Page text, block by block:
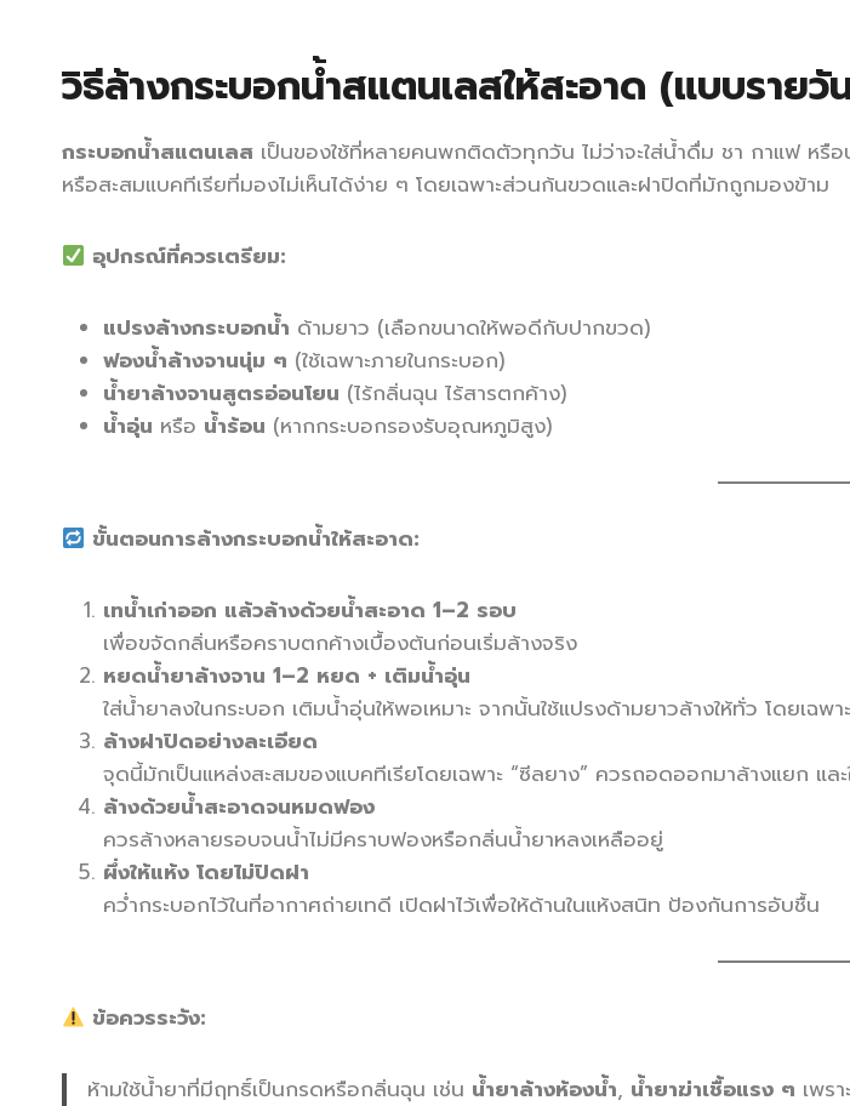
วิธีล้างกระบอกน้ำสแตนเลสให้สะอาด (แบบรายวั
กระบอกน้ำสแตนเลส เป็นของใช้ที่หลายคนพกติดตัวทุกวัน ไม่ว่าจะใส่น้ำดื่ม ชา กาแฟ หรื
หรือสะสมแบคทีเรียที่มองไม่เห็นได้ง่าย ๆ โดยเฉพาะส่วนก้นขวดและฝาปิดที่มักถูกมองข้าม
อุปกรณ์ที่ควรเตรียม:
แปรงล้างกระบอกน้ำ ด้ามยาว (เลือกขนาดให้พอดีกับปากขวด)
ฟองน้ำล้างจานนุ่ม ๆ (ใช้เฉพาะภายในกระบอก)
น้ำยาล้างจานสูตรอ่อนโยน (ไร้กลิ่นฉุน ไร้สารตกค้าง)
น้ำอุ่น หรือ น้ำร้อน (หากกระบอกรองรับอุณหภูมิสูง)
ขั้นตอนการล้างกระบอกน้ำให้สะอาด:
เทน้ำเก่าออก แล้วล้างด้วยน้ำสะอาด 1–2 รอบ
เพื่อขจัดกลิ่นหรือคราบตกค้างเบื้องต้นก่อนเริ่มล้างจริง
หยดน้ำยาล้างจาน 1–2 หยด + เติมน้ำอุ่น
ใส่น้ำยาลงในกระบอก เติมน้ำอุ่นให้พอเหมาะ จากนั้นใช้แปรงด้ามยาวล้างให้ทั่ว โดยเฉพ
ล้างฝาปิดอย่างละเอียด
จุดนี้มักเป็นแหล่งสะสมของแบคทีเรียโดยเฉพาะ “ซีลยาง” ควรถอดออกมาล้างแยก แล
ล้างด้วยน้ำสะอาดจนหมดฟอง
ควรล้างหลายรอบจนน้ำไม่มีคราบฟองหรือกลิ่นน้ำยาหลงเหลืออยู่
ผึ่งให้แห้ง โดยไม่ปิดฝา
คว่ำกระบอกไว้ในที่อากาศถ่ายเทดี เปิดฝาไว้เพื่อให้ด้านในแห้งสนิท ป้องกันการอับชื้น
ข้อควรระวัง:
ห้ามใช้น้ำยาที่มีฤทธิ์เป็นกรดหรือกลิ่นฉุน เช่น น้ำยาล้างห้องน้ำ, น้ำยาฆ่าเชื้อแรง ๆ เพร